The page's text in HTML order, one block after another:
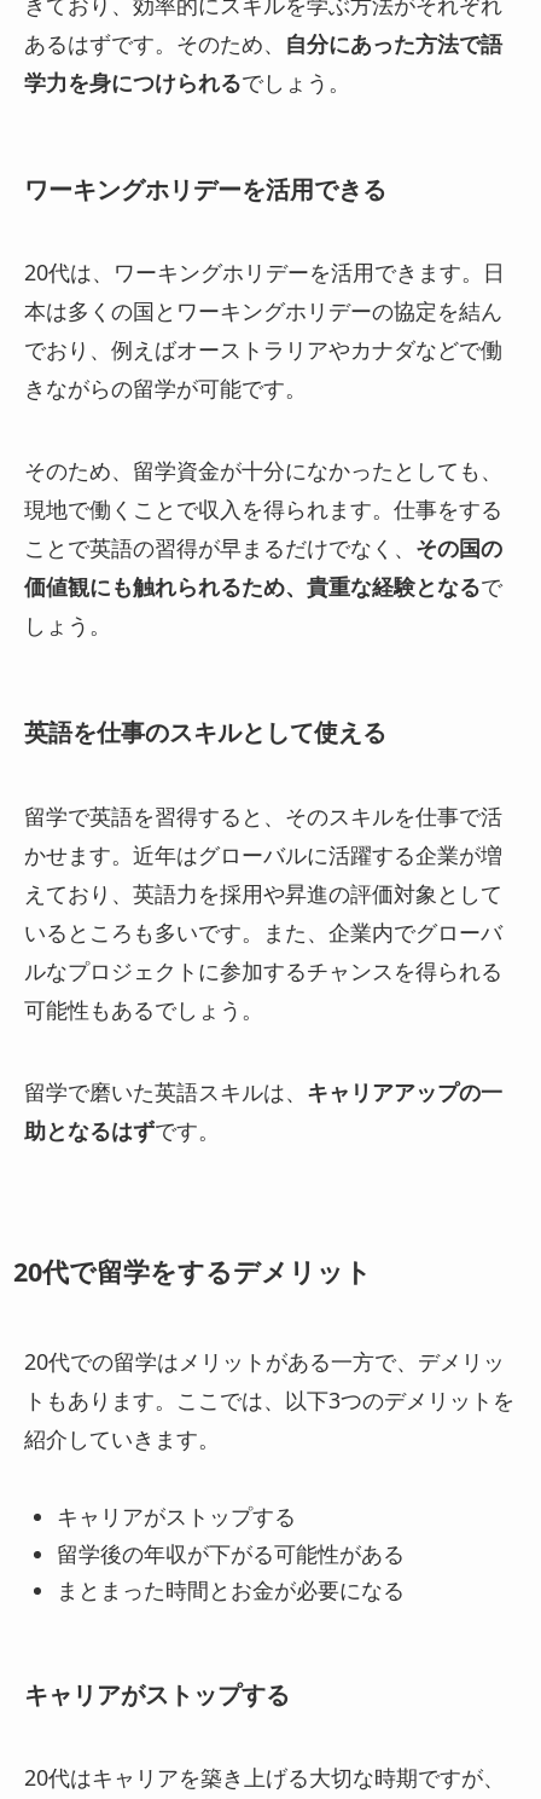
あるはずです。そのため、 自分にあった方法で語
学力を身につけられるでしょう。
ワーキングホリデーを活用できる
20代は、ワーキングホリデーを活用できます。日
本は多くの国とワーキングホリデーの協定を結ん
でおり、例えばオーストラリアやカナダなどで働
きながらの留学が可能です。
そのため、留学資金が十分になかったとしても、
現地で働くことで収入を得られます。仕事をする
ことで英語の習得が早まるだけでなく、 その国の
価値観にも触れられるため、貴重な経験となるで
しょう。
英語を仕事のスキルとして使える
留学で英語を習得すると、そのスキルを仕事で活
かせます。近年はグローバルに活躍する企業が増
えており、英語力を採用や昇進の評価対象として
いるところも多いです。また、企業内でグローバ
ルなプロジェクトに参加するチャンスを得られる
可能性もあるでしょう。
留学で磨いた英語スキルは、 キャリアアップの一
助となるはずです。
20代で留学をするデメリット
20代での留学はメリットがある一方で、デメリッ
トもあります。ここでは、以下3つのデメリットを
紹介していきます。
キャリアがストップする
留学後の年収が下がる可能性がある
まとまった時間とお金が必要になる
キャリアがストップする
20代はキャリアを築き上げる大切な時期ですが、